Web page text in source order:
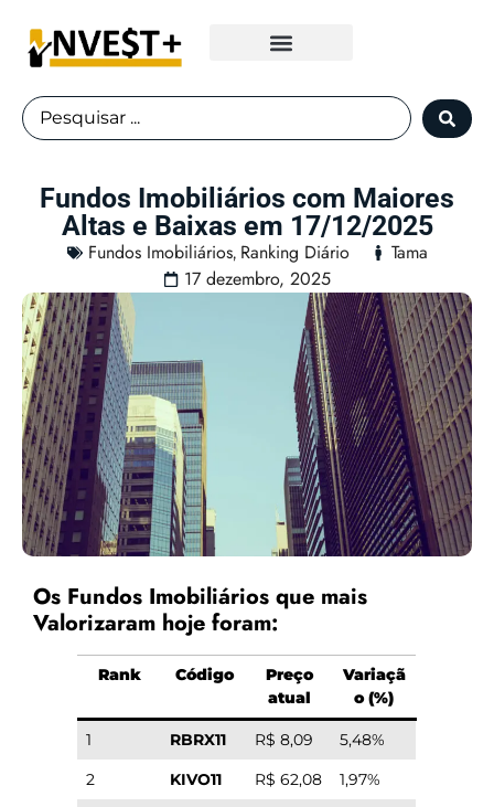
Fundos Imobiliários com Maiores
Altas e Baixas em 17/12/2025
Fundos Imobiliários, Ranking Diário
Tama
17 dezembro, 2025
Os Fundos Imobiliários que mais
Valorizaram hoje foram:
Rank Código
Preço
atual
Variaçã
o (%)
1 RBRX11 R$ 8,09
5,48%
2
KIVO11 R$ 62,08
1,97%